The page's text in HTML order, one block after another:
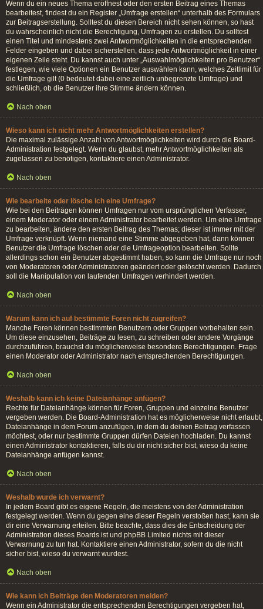
Wenn du ein neues Thema eröffnest oder den ersten Beitrag eines Themas
bearbeitest, findest du ein Register „Umfrage erstellen“ unterhalb des Formulars
zur Beitragserstellung. Solltest du diesen Bereich nicht sehen können, so hast
du wahrscheinlich nicht die Berechtigung, Umfragen zu erstellen. Du solltest
einen Titel und mindestens zwei Antwortmöglichkeiten in die entsprechenden
Felder eingeben und dabei sicherstellen, dass jede Antwortmöglichkeit in einer
eigenen Zeile steht. Du kannst auch unter „Auswahlmöglichkeiten pro Benutzer“
festlegen, wie viele Optionen ein Benutzer auswählen kann, welches Zeitlimit für
die Umfrage gilt (0 bedeutet dabei eine zeitlich unbegrenzte Umfrage) und
schließlich, ob die Benutzer ihre Stimme ändern können.
Nach oben
Wieso kann ich nicht mehr Antwortmöglichkeiten erstellen?
Die maximal zulässige Anzahl von Antwortmöglichkeiten wird durch die Board-
Administration festgelegt. Wenn du glaubst, mehr Antwortmöglichkeiten als
zugelassen zu benötigen, kontaktiere einen Administrator.
Nach oben
Wie bearbeite oder lösche ich eine Umfrage?
Wie bei den Beiträgen können Umfragen nur vom ursprünglichen Verfasser,
einem Moderator oder einem Administrator bearbeitet werden. Um eine Umfrage
zu bearbeiten, ändere den ersten Beitrag des Themas; dieser ist immer mit der
Umfrage verknüpft. Wenn niemand eine Stimme abgegeben hat, dann können
Benutzer die Umfrage löschen oder die Umfrageoption bearbeiten. Sollte
allerdings schon ein Benutzer abgestimmt haben, so kann die Umfrage nur noch
von Moderatoren oder Administratoren geändert oder gelöscht werden. Dadurch
soll die Manipulation von laufenden Umfragen verhindert werden.
Nach oben
Warum kann ich auf bestimmte Foren nicht zugreifen?
Manche Foren können bestimmten Benutzern oder Gruppen vorbehalten sein.
Um diese einzusehen, Beiträge zu lesen, zu schreiben oder andere Vorgänge
durchzuführen, brauchst du möglicherweise besondere Berechtigungen. Frage
einen Moderator oder Administrator nach entsprechenden Berechtigungen.
Nach oben
Weshalb kann ich keine Dateianhänge anfügen?
Rechte für Dateianhänge können für Foren, Gruppen und einzelne Benutzer
vergeben werden. Die Board-Administration hat es möglicherweise nicht erlaubt,
Dateianhänge in dem Forum anzufügen, in dem du deinen Beitrag verfassen
möchtest, oder nur bestimmte Gruppen dürfen Dateien hochladen. Du kannst
einen Administrator kontaktieren, falls du dir nicht sicher bist, wieso du keine
Dateianhänge anfügen kannst.
Nach oben
Weshalb wurde ich verwarnt?
In jedem Board gibt es eigene Regeln, die meistens von der Administration
festgelegt werden. Wenn du gegen eine dieser Regeln verstoßen hast, kann sie
dir eine Verwarnung erteilen. Bitte beachte, dass dies die Entscheidung der
Administration dieses Boards ist und phpBB Limited nichts mit dieser
Verwarnung zu tun hat. Kontaktiere einen Administrator, sofern du die nicht
sicher bist, wieso du verwarnt wurdest.
Nach oben
Wie kann ich Beiträge den Moderatoren melden?
Wenn ein Administrator die entsprechenden Berechtigungen vergeben hat,